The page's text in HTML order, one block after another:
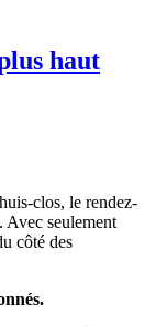
haut
clos, le rendez-
Avec seulement
côté des